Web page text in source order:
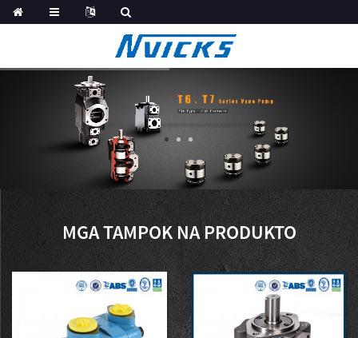
MGA TAMPOK NA PRODUKTO